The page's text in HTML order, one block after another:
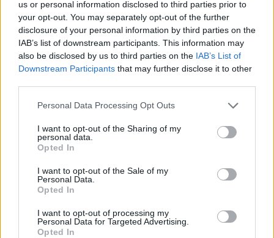
us or personal information disclosed to third parties prior to
your opt-out. You may separately opt-out of the further
disclosure of your personal information by third parties on the
IAB’s list of downstream participants. This information may
also be disclosed by us to third parties on the IAB’s List of
Downstream Participants that may further disclose it to other
Please note that this website/app uses one or more Google
not limited to your visit or usage behaviour. You may click to
grant or deny consent to Google and its third-party tags to
use your data for below specified purposes in below Google
consent section.
Personal Data Processing Opt Outs
I want to opt-out of the Sharing of my
personal data.
Opted In
I want to opt-out of the Sale of my
Personal Data.
Opted In
I want to opt-out of processing my
Personal Data for Targeted Advertising.
Opted In
μετάλλιο"
HELLENiQ ENERGY: Κέρδη 393 εκατ. ευρώ στο α' εξάμηνο –
Viohalco: Αυξημένος κατά
14% ο τζίρος στο α'
την Ενέργεια